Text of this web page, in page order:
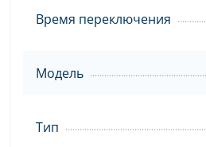
Время переключения
Модель
Тип